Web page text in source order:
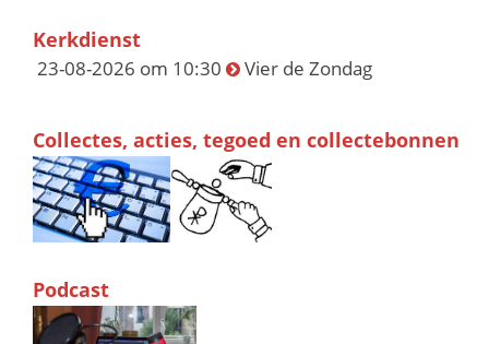
Kerkdienst
23-08-2026 om 10:30 Vier de Zondag
Collectes, acties, tegoed en collectebonnen
Podcast